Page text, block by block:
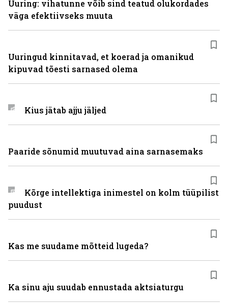
Uuring: vihatunne võib sind teatud olukordades
väga efektiivseks muuta
Uuringud kinnitavad, et koerad ja omanikud
kipuvad tõesti sarnased olema
Kius jätab ajju jäljed
Paaride sõnumid muutuvad aina sarnasemaks
Kõrge intellektiga inimestel on kolm tüüpilist
puudust
Kas me suudame mõtteid lugeda?
Ka sinu aju suudab ennustada aktsiaturgu